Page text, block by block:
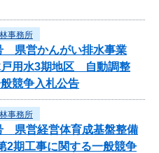
事務所
県営かんがい排水事業
用水3期地区 自動調整
競争入札公告
事務所
県営経営体育成基盤整備
期工事に関する一般競争